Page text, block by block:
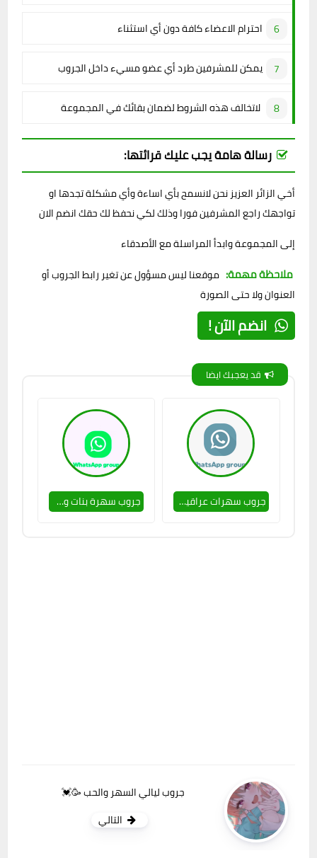
احترام الاعضاء كافة دون أي استثناء
يمكن للمشرفين طرد أي عضو مسيء داخل الجروب
لاتخالف هذه الشروط لضمان بقائك في المجموعة
رسالة هامة يجب عليك قرائتها:
أخي الزائر العزيز نحن لانسمح بأي اساءة وأي مشكلة تجدها او
تواجهك راجع المشرفين فورا وذلك لكي نحفظ لك حقك انضم الان
إلى المجموعة وابدأ المراسلة مع الأصدقاء
ملاحظة مهمة: موقعنا ليس مسؤول عن تغير رابط الجروب أو
العنوان ولا حتى الصورة
انضم الآن !
قد يعجبك ايضا
جروب سهرات عراقية بس 👌🔥 جروب سهرة بنات وشباب 🥵👌
جروب ليالي السهر والحب 🥳💓
التالي